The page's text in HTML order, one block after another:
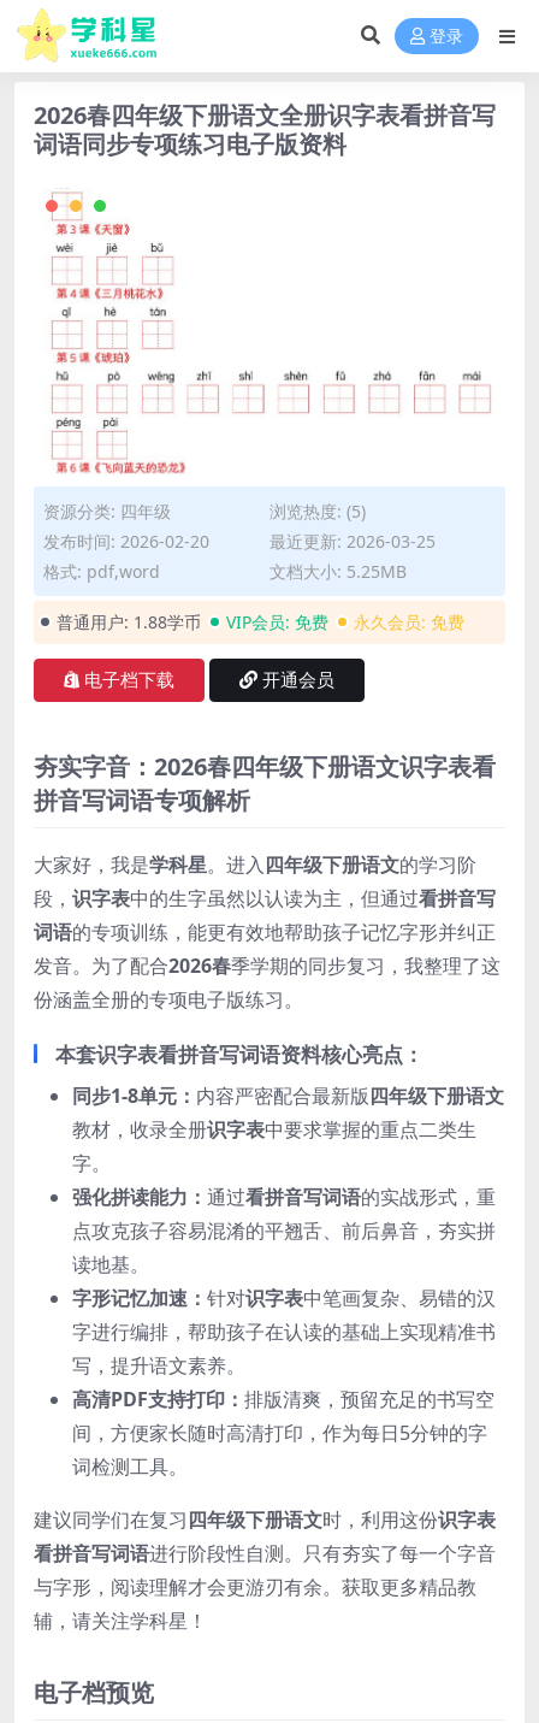
登录
2026春四年级下册语文全册识字表看拼音写
词语同步专项练习电子版资料
资源分类: 四年级
浏览热度: (5)
发布时间: 2026-02-20
最近更新: 2026-03-25
格式: pdf,word
文档大小: 5.25MB
普通用户: 1.88学币 VIP会员: 免费 永久会员: 免费
电子档下载 开通会员
夯实字音：2026春四年级下册语文识字表看
拼音写词语专项解析
大家好，我是学科星。进入四年级下册语文的学习阶
段， 识字表中的生字虽然以认读为主，但通过看拼音写
词语的专项训练，能更有效地帮助孩子记忆字形并纠正
发音。为了配合2026春季学期的同步复习，我整理了这
份涵盖全册的专项电子版练习。
本套识字表看拼音写词语资料核心亮点：
同步1-8单元： 内容严密配合最新版四年级下册语文
教材，收录全册识字表中要求掌握的重点二类生
字。
强化拼读能力： 通过看拼音写词语的实战形式，重
点攻克孩子容易混淆的平翘舌、前后鼻音，夯实拼
读地基。
字形记忆加速： 针对识字表中笔画复杂、易错的汉
字进行编排，帮助孩子在认读的基础上实现精准书
写，提升语文素养。
高清PDF支持打印： 排版清爽，预留充足的书写空
间，方便家长随时高清打印，作为每日5分钟的字
词检测工具。
建议同学们在复习四年级下册语文时，利用这份识字表
看拼音写词语进行阶段性自测。只有夯实了每一个字音
与字形，阅读理解才会更游刃有余。获取更多精品教
辅，请关注学科星！
电子档预览